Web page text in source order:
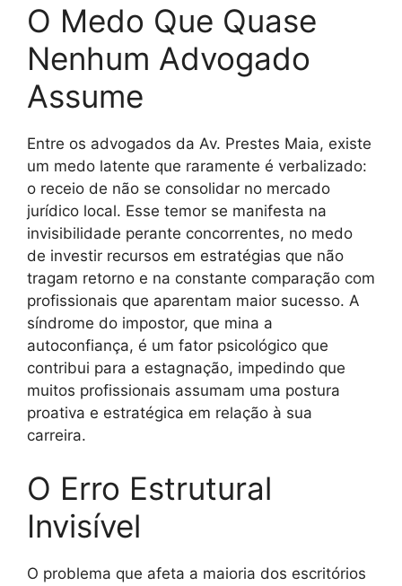
O Medo Que Quase
Nenhum Advogado
Assume
Entre os advogados da Av. Prestes Maia, existe
um medo latente que raramente é verbalizado:
o receio de não se consolidar no mercado
jurídico local. Esse temor se manifesta na
invisibilidade perante concorrentes, no medo
de investir recursos em estratégias que não
tragam retorno e na constante comparação com
profissionais que aparentam maior sucesso. A
síndrome do impostor, que mina a
autoconfiança, é um fator psicológico que
contribui para a estagnação, impedindo que
muitos profissionais assumam uma postura
proativa e estratégica em relação à sua
carreira.
O Erro Estrutural
Invisível
O problema que afeta a maioria dos escritórios